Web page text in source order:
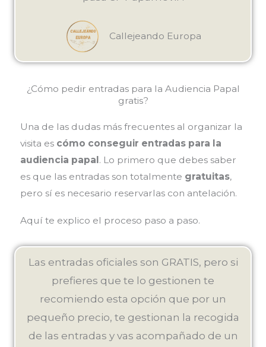
Callejeando Europa
¿Cómo pedir entradas para la Audiencia Papal
gratis?
Una de las dudas más frecuentes al organizar la
visita es cómo conseguir entradas para la
audiencia papal. Lo primero que debes saber
es que las entradas son totalmente gratuitas,
pero sí es necesario reservarlas con antelación.
Aquí te explico el proceso paso a paso.
Las entradas oficiales son GRATIS, pero si
prefieres que te lo gestionen te
recomiendo esta opción que por un
pequeño precio, te gestionan la recogida
de las entradas y vas acompañado de un